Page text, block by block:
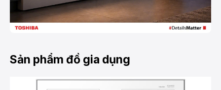
Sản phẩm đồ gia dụng